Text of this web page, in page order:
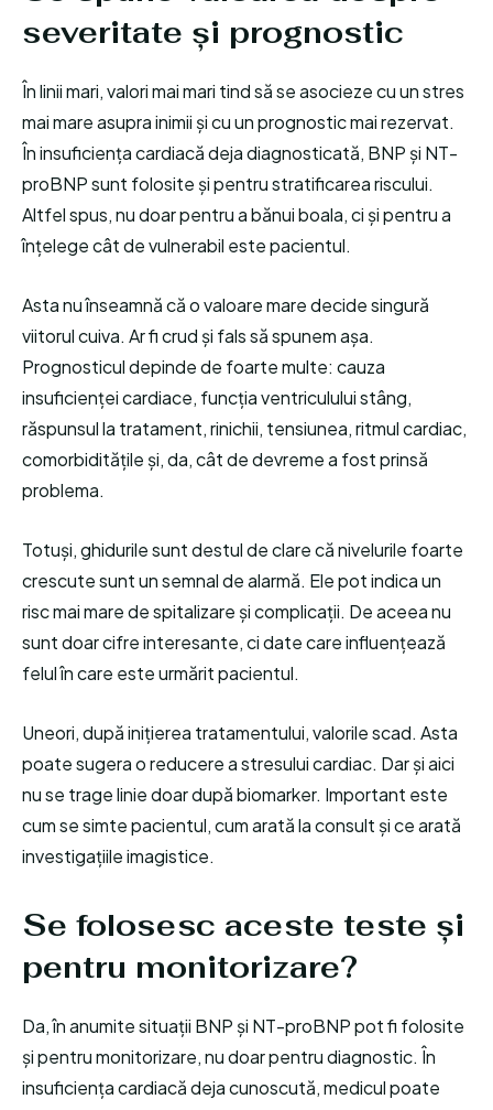
severitate și prognostic
În linii mari, valori mai mari tind să se asocieze cu un stres
mai mare asupra inimii și cu un prognostic mai rezervat.
În insuficiența cardiacă deja diagnosticată, BNP și NT-
proBNP sunt folosite și pentru stratificarea riscului.
Altfel spus, nu doar pentru a bănui boala, ci și pentru a
înțelege cât de vulnerabil este pacientul.
Asta nu înseamnă că o valoare mare decide singură
viitorul cuiva. Ar fi crud și fals să spunem așa.
Prognosticul depinde de foarte multe: cauza
insuficienței cardiace, funcția ventriculului stâng,
răspunsul la tratament, rinichii, tensiunea, ritmul cardiac,
comorbiditățile și, da, cât de devreme a fost prinsă
problema.
Totuși, ghidurile sunt destul de clare că nivelurile foarte
crescute sunt un semnal de alarmă. Ele pot indica un
risc mai mare de spitalizare și complicații. De aceea nu
sunt doar cifre interesante, ci date care influențează
felul în care este urmărit pacientul.
Uneori, după inițierea tratamentului, valorile scad. Asta
poate sugera o reducere a stresului cardiac. Dar și aici
nu se trage linie doar după biomarker. Important este
cum se simte pacientul, cum arată la consult și ce arată
investigațiile imagistice.
Se folosesc aceste teste și
pentru monitorizare?
Da, în anumite situații BNP și NT-proBNP pot fi folosite
și pentru monitorizare, nu doar pentru diagnostic. În
insuficiența cardiacă deja cunoscută, medicul poate